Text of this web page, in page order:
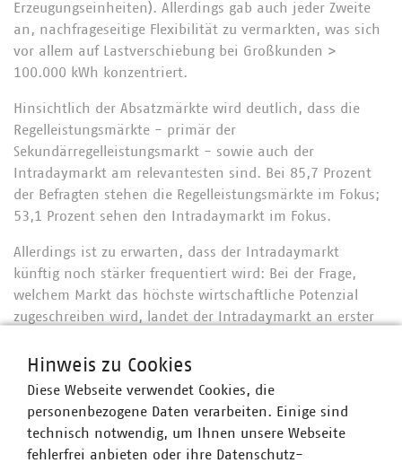
Erzeugungseinheiten). Allerdings gab auch jeder Zweite
an, nachfrageseitige Flexibilität zu vermarkten, was sich
vor allem auf Lastverschiebung bei Großkunden >
100.000 kWh konzentriert.
Hinsichtlich der Absatzmärkte wird deutlich, dass die
Regelleistungsmärkte - primär der
Sekundärregelleistungsmarkt - sowie auch der
Intradaymarkt am relevantesten sind. Bei 85,7 Prozent
der Befragten stehen die Regelleistungsmärkte im Fokus;
53,1 Prozent sehen den Intradaymarkt im Fokus.
Allerdings ist zu erwarten, dass der Intradaymarkt
künftig noch stärker frequentiert wird: Bei der Frage,
welchem Markt das höchste wirtschaftliche Potenzial
zugeschreiben wird, landet der Intradaymarkt an erster
Die mit Abstand größte Motivation für die
Flexibilitätsmvermarktung ist das Erzielen von
Zusatzerlösen als Energiedienstleister, gut jeder Dritte
sieht allerdings auch das Sammeln von Erfahrungen in
Hinweis zu Cookies
Diese Webseite verwendet Cookies, die
personenbezogene Daten verarbeiten. Einige sind
technisch notwendig, um Ihnen unsere Webseite
fehlerfrei anbieten oder ihre Datenschutz-